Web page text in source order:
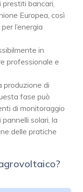
bancari,
Europea, così
l’energia
in
professionale e
produzione di
fase può
di monitoraggio
solari, la
delle pratiche